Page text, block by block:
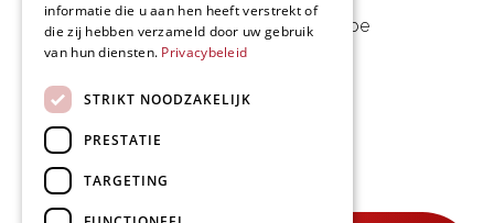
09 253 49 57- mail@delmo.be
BE 0768.656.308
Volg ons
informatie die u aan hen heeft verstrekt of
die zij hebben verzameld door uw gebruik
van hun diensten. Privacybeleid
STRIKT NOODZAKELIJK
PRESTATIE
TARGETING